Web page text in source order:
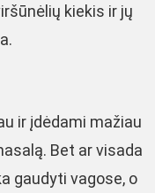
kiekis ir jų
ir įdėdami mažiau
Bet ar visada
gaudyti vagose, o